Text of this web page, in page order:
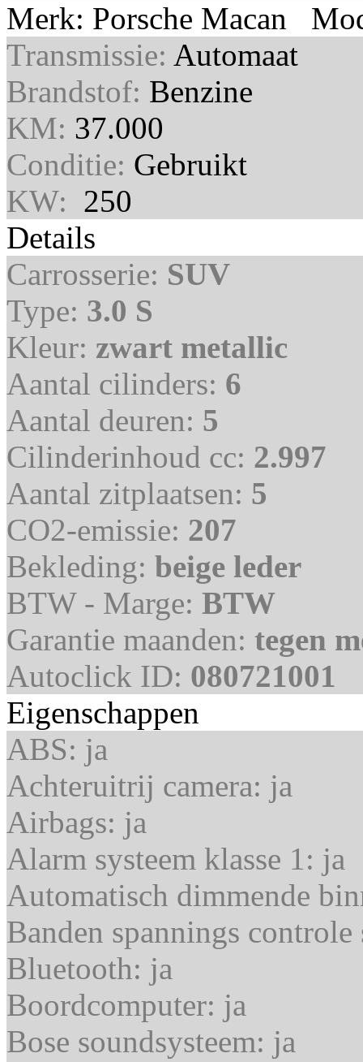
Merk: Porsche Macan
Transmissie: Automaat
Brandstof: Benzine
KM: 37.000
Conditie: Gebruikt
KW: 250
Details
Carrosserie: SUV
Type: 3.0 S
Kleur: zwart metallic
Aantal cilinders: 6
Aantal deuren: 5
Cilinderinhoud cc: 2.997
Aantal zitplaatsen: 5
CO2-emissie: 207
Bekleding: beige leder
BTW - Marge: BTW
Garantie maanden: tegen
Autoclick ID: 080721001
Eigenschappen
ABS: ja
Achteruitrij camera: ja
Airbags: ja
Alarm systeem klasse 1: ja
Automatisch dimmende
Banden spannings
Bluetooth: ja
Boordcomputer: ja
Bose soundsysteem: ja